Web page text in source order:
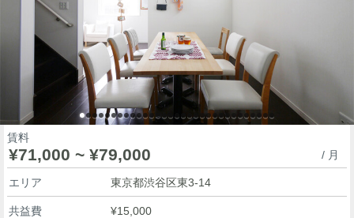
賃料
¥71,000 ~ ¥79,000 / 月
エリア 東京都渋谷区東3-14
共益費 ¥15,000